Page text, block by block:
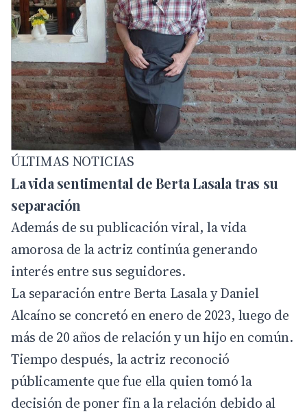
ÚLTIMAS NOTICIAS
La vida sentimental de Berta Lasala tras su
separación
Además de su publicación viral, la vida
amorosa de la actriz continúa generando
interés entre sus seguidores.
La separación entre Berta Lasala y Daniel
Alcaíno se concretó en enero de 2023, luego de
más de 20 años de relación y un hijo en común.
Tiempo después, la actriz reconoció
públicamente que fue ella quien tomó la
decisión de poner fin a la relación debido al